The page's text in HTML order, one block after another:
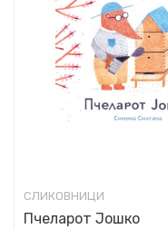
СЛИКОВНИЦИ
Пчеларот Јошко